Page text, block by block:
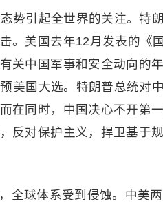
势引起全世界的关注。特
。美国去年12月发表的《
关中国军事和安全动向的
美国大选。特朗普总统对
在同时，中国决心不开第
反对保护主义，捍卫基于
全球体系受到侵蚀。中美